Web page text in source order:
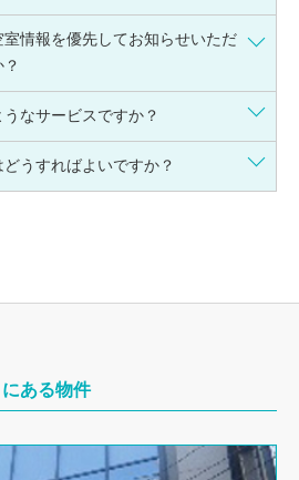
情報を優先してお知らせいただ
なサービスですか？
うすればよいですか？
ある物件